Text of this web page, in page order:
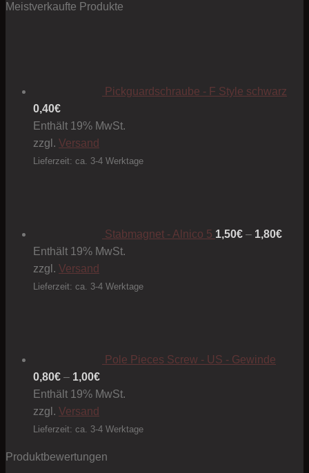
Meistverkaufte Produkte
Pickguardschraube - F Style schwarz
0,40€
Enthält 19% MwSt.
zzgl. Versand
Lieferzeit: ca. 3-4 Werktage
Stabmagnet - Alnico 5 1,50€ – 1,80€1,80€
Enthält 19% MwSt.
zzgl. Versand
Lieferzeit: ca. 3-4 Werktage
Pole Pieces Screw - US - Gewinde
0,80€ – 1,00€Preisspanne:
0,80€
1,00€
Enthält 19% MwSt.
zzgl. Versand
Lieferzeit: ca. 3-4 Werktage
Produktbewertungen